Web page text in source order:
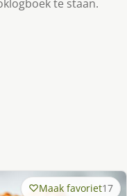
te staan.
Maak favoriet17